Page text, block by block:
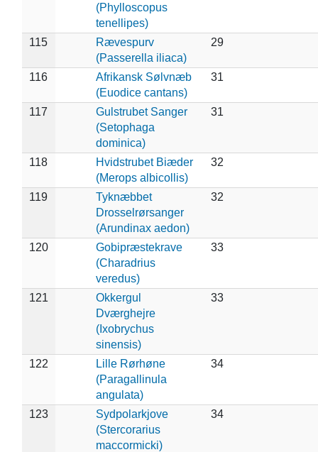
(Phylloscopus
tenellipes)
115
Rævespurv
(Passerella iliaca)
29
116
Afrikansk Sølvnæb
(Euodice cantans)
31
117
Gulstrubet Sanger
(Setophaga
dominica)
31
118
Hvidstrubet Biæder
(Merops albicollis)
32
119
Tyknæbbet
Drosselrørsanger
(Arundinax aedon)
32
120
Gobipræstekrave
(Charadrius
veredus)
33
121
Okkergul
Dværghejre
(Ixobrychus
sinensis)
33
122
Lille Rørhøne
(Paragallinula
angulata)
34
123
Sydpolarkjove
(Stercorarius
maccormicki)
34